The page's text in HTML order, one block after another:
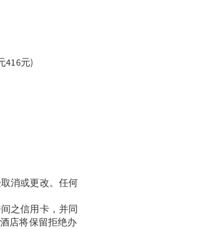
416元)
消或更改。任何
之信用卡，并同
店将保留拒绝办